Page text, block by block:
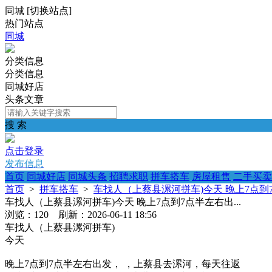
同城 [切换站点]
热门站点
同城
分类信息
分类信息
同城好店
头条文章
搜 索
点击登录
发布信息
首页 同城好店 同城头条 招聘求职 拼车搭车 房屋租售 二手买卖
首页 > 拼车搭车 > 车找人（上蔡县漯河拼车)今天 晚上7点到
车找人（上蔡县漯河拼车)今天 晚上7点到7点半左右出...
浏览：120 刷新：2026-06-11 18:56
车找人（上蔡县漯河拼车)
今天
晚上7点到7点半左右出发， ，上蔡县去漯河，每天往返